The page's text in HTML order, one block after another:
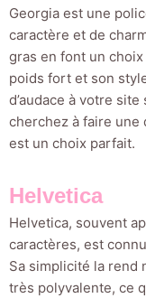
Georgia est une
caractère et de
gras en font un
poids fort et son
d’audace à votre
cherchez à faire une
est un choix parfait.
Helvetica
Helvetica, souvent
caractères, est
Sa simplicité la rend
très polyvalente, ce